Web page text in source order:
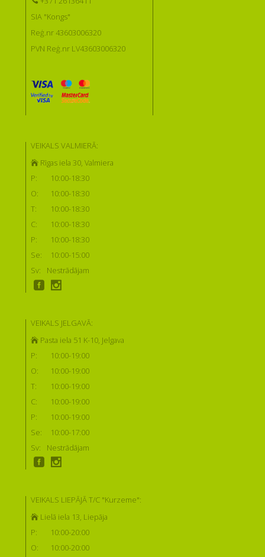
SIA "Kongs"
Reģ.nr 43603006320
PVN Reģ.nr LV43603006320
VEIKALS VALMIERĀ:
Rīgas iela 30, Valmiera
P:
10:00-18:30
O:
10:00-18:30
T:
10:00-18:30
C:
10:00-18:30
P:
10:00-18:30
Se:
10:00-15:00
Sv:
Nestrādājam
VEIKALS JELGAVĀ:
Pasta iela 51 K-10, Jelgava
P:
10:00-19:00
O:
10:00-19:00
T:
10:00-19:00
C:
10:00-19:00
P:
10:00-19:00
Se:
10:00-17:00
Sv:
Nestrādājam
VEIKALS LIEPĀJĀ T/C "Kurzeme":
Lielā iela 13, Liepāja
P:
10:00-20:00
O:
10:00-20:00